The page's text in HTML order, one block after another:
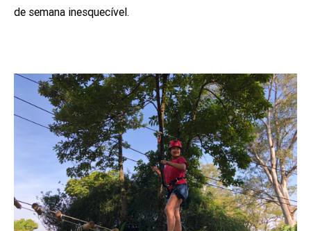
de semana inesquecível.